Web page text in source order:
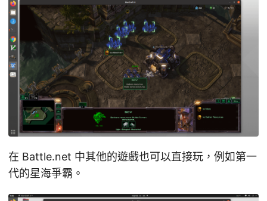
在 Battle.net 中其他的遊戲也可以直接玩，例如第一
代的星海爭霸。